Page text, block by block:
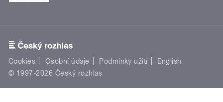
Cookies Osobní údaje Podmínky užití
English
© 1997-2026 Český rozhlas